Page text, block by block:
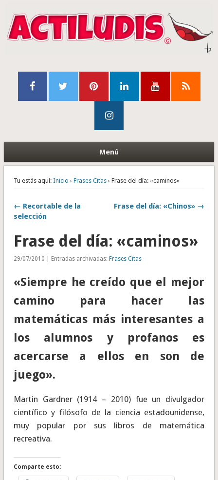
Menú
Tu estás aquí: Inicio › Frases Citas› Frase del día: «caminos»
← Recortable de la
selección
Frase del día: «Chinos» →
Frase del día: «caminos»
29/07/2010 | Entradas archivadas: Frases Citas
«Siempre he creído que el mejor
camino para hacer las
matemáticas más interesantes a
los alumnos y profanos es
acercarse a ellos en son de
juego».
Martin Gardner (1914 – 2010) fue un divulgador
científico y filósofo de la ciencia estadounidense,
muy popular por sus libros de matemática
recreativa.
Comparte esto: